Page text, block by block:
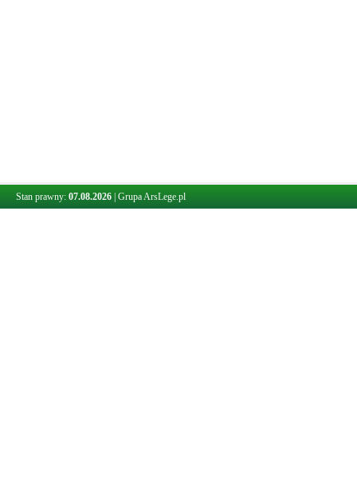
Stan prawny: 07.08.2026 Grupa ArsLege.pl